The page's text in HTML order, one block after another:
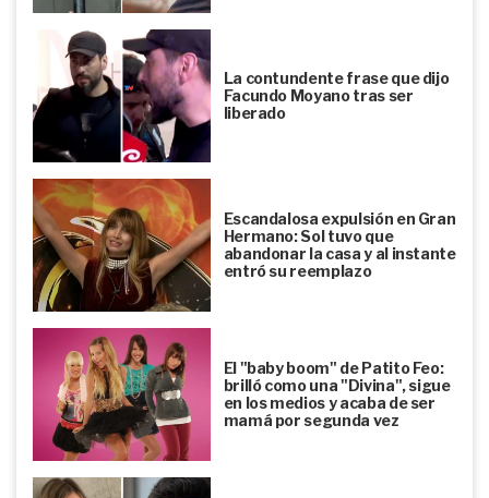
La contundente frase que dijo
Facundo Moyano tras ser
liberado
Escandalosa expulsión en Gran
Hermano: Sol tuvo que
abandonar la casa y al instante
entró su reemplazo
El "baby boom" de Patito Feo:
brilló como una "Divina", sigue
en los medios y acaba de ser
mamá por segunda vez